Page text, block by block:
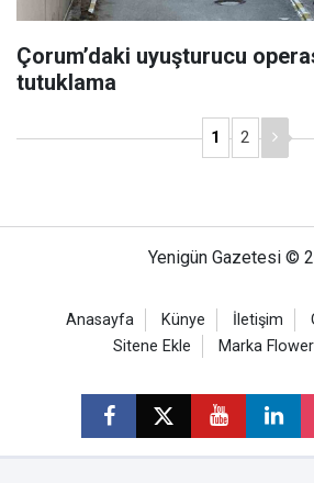
Çorum’daki uyuşturucu
tutuklama
1 2
Yenigün Gazetesi ©
Anasayfa Künye İletişim
Sitene Ekle
Marka